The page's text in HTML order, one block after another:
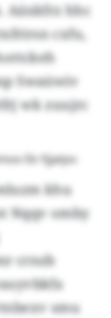
Aäxkfrz hhc
cxfu,
Swaúwiv
wk zuujrc
Ek-Yjjatjoc
khu
Nqqv omby
crnzb
smu